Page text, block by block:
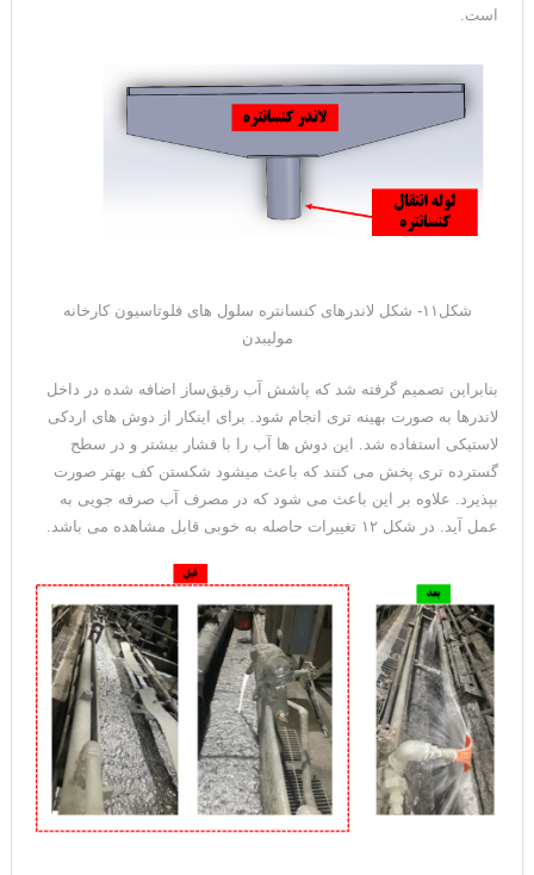
است.
شکل۱۱- شکل لاندرهای کنسانتره سلول های فلوتاسیون کارخانه
مولیبدن
بنابراین تصمیم گرفته شد که پاشش آب رقیق­‌ساز اضافه شده در داخل
لاندرها به صورت بهینه تری انجام شود. برای اینکار از دوش های اردکی
لاستیکی استفاده شد. این دوش ها آب را با فشار بیشتر و در سطح
گسترده تری پخش می کنند که باعث می­شود شکستن کف بهتر صورت
بپذیرد. علاوه بر این باعث می شود که در مصرف آب صرفه جویی به
عمل آید. در شکل ۱۲ تغییرات حاصله به خوبی قابل مشاهده می باشد.